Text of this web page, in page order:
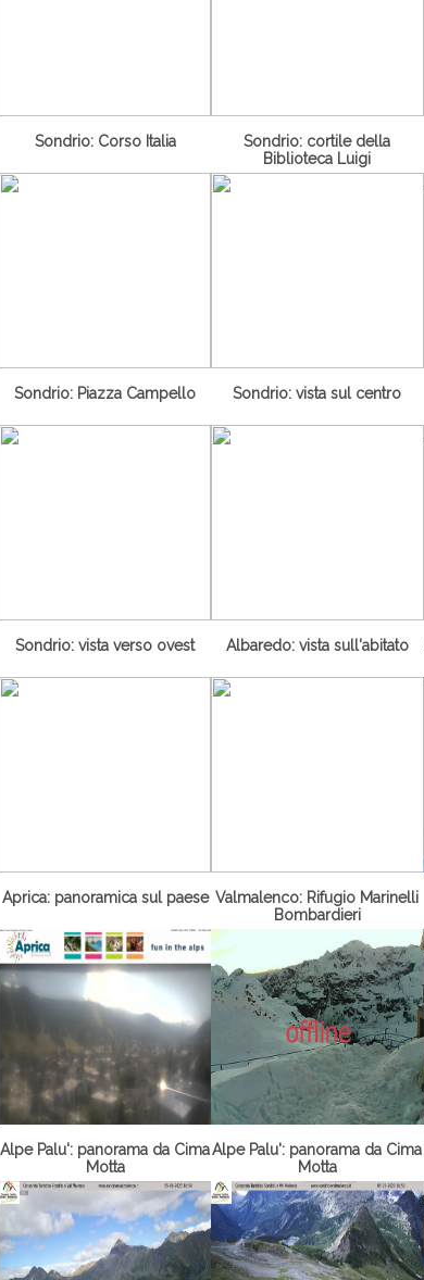
Sondrio: Corso Italia
Sondrio: cortile della
Biblioteca Luigi
Sondrio: Piazza Campello Sondrio: vista sul centro
Sondrio: vista verso ovest Albaredo: vista sull'abitato
Aprica: panoramica sul paese Valmalenco: Rifugio Marinelli
Bombardieri
Alpe Palu': panorama da Cima
Motta
Alpe Palu': panorama da Cima
Motta